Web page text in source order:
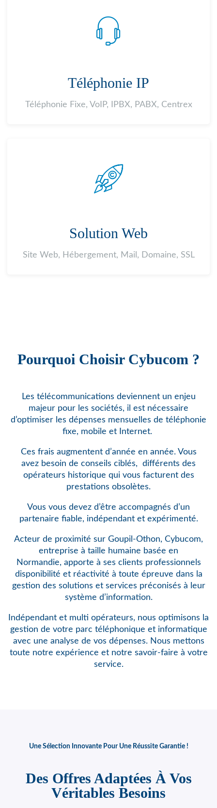
Téléphonie IP
Téléphonie Fixe, VoIP, IPBX, PABX, Centrex
Solution Web
Site Web, Hébergement, Mail, Domaine, SSL
Pourquoi Choisir Cybucom ?
Les télécommunications deviennent un enjeu
majeur pour les sociétés, il est nécessaire
d’optimiser les dépenses mensuelles de téléphonie
fixe, mobile et Internet.
Ces frais augmentent d’année en année. Vous
avez besoin de conseils ciblés,
différents des
opérateurs historique qui vous facturent des
prestations obsolètes.
Vous vous devez d’être accompagnés d’un
partenaire fiable, indépendant et expérimenté.
Acteur de proximité sur Goupil-Othon, Cybucom,
entreprise à taille humaine basée en
Normandie, apporte à ses clients professionnels
disponibilité et réactivité à toute épreuve dans la
gestion des solutions et services préconisés à leur
système d’information.
Indépendant et multi opérateurs, nous optimisons la
gestion de votre parc téléphonique et informatique
avec une analyse de vos dépenses. Nous mettons
toute notre expérience et notre savoir-faire à votre
service.
Une Sélection Innovante Pour Une Réussite Garantie !
Des Offres Adaptées À Vos
Véritables Besoins